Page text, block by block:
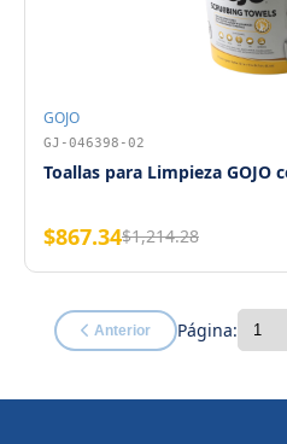
GOJO
GJ-046398-02
Toallas para Limpieza GOJO
$867.34$1,214.28
Anterior Página: